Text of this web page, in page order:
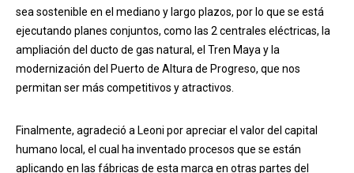
sea sostenible en el mediano y largo plazos, por lo que se está
ejecutando planes conjuntos, como las 2 centrales eléctricas, la
ampliación del ducto de gas natural, el Tren Maya y la
modernización del Puerto de Altura de Progreso, que nos
permitan ser más competitivos y atractivos.
Finalmente, agradeció a Leoni por apreciar el valor del capital
humano local, el cual ha inventado procesos que se están
aplicando en las fábricas de esta marca en otras partes del